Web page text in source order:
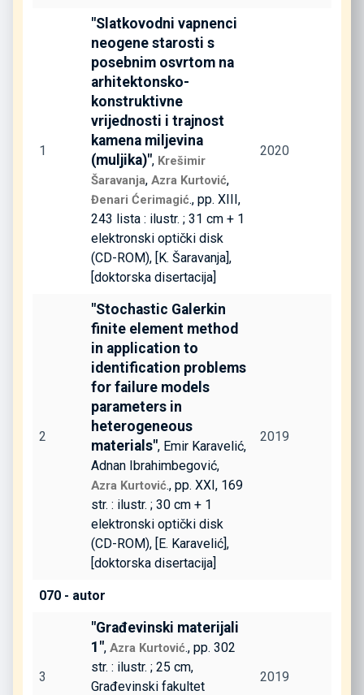
1
"Slatkovodni vapnenci
neogene starosti s
posebnim osvrtom na
arhitektonsko-
konstruktivne
vrijednosti i trajnost
kamena miljevina
(muljika)", Krešimir
Šaravanja, Azra Kurtović,
Đenari Ćerimagić., pp. XIII,
243 lista : ilustr. ; 31 cm + 1
elektronski optički disk
(CD-ROM), [K. Šaravanja],
[doktorska disertacija]
2020
2
"Stochastic Galerkin
finite element method
in application to
identification problems
for failure models
parameters in
heterogeneous
materials", Emir Karavelić,
Adnan Ibrahimbegović,
Azra Kurtović., pp. XXI, 169
str. : ilustr. ; 30 cm + 1
elektronski optički disk
(CD-ROM), [E. Karavelić],
[doktorska disertacija]
2019
070 - autor
3
"Građevinski materijali
1", Azra Kurtović., pp. 302
str. : ilustr. ; 25 cm,
Građevinski fakultet
2019